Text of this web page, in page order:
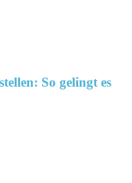
So gelingt es